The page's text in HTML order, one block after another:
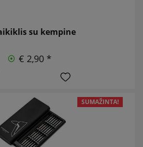
su kempine
€ 2,90 *
SUMAŽINTA!